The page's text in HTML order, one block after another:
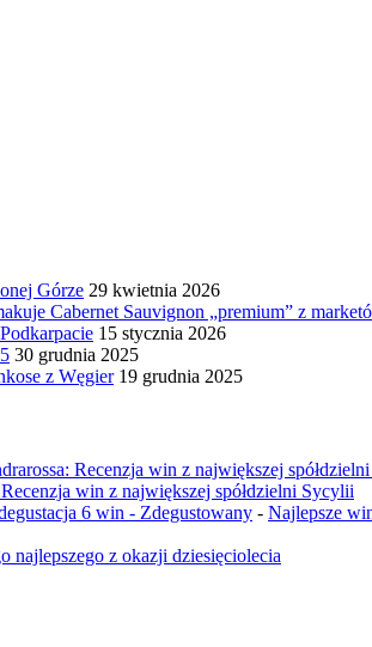
Górze 29 kwietnia 2026
Cabernet Sauvignon „premium” z
15 stycznia 2026
30 grudnia 2025
z Węgier 19 grudnia 2025
Recenzja win z największej
win z największej spółdzielni Sycylii
6 win - Zdegustowany - Najlepsze
najlepszego z okazji dziesięciolecia